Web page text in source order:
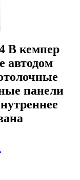
В кемпер
автодом
панели